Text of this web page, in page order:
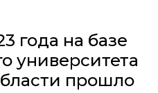
года на базе
университета
прошло